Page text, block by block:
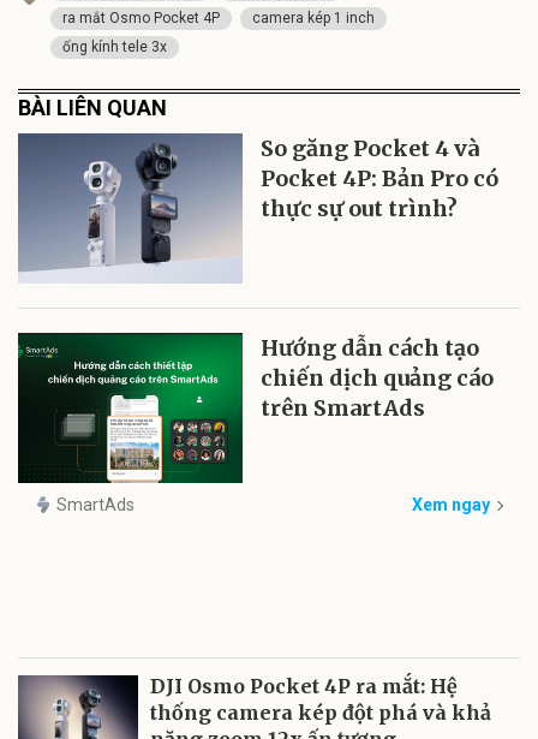
ra mắt Osmo Pocket 4P
camera kép 1 inch
ống kính tele 3x
BÀI LIÊN QUAN
So găng Pocket 4 và
Pocket 4P: Bản Pro có
thực sự out trình?
Hướng dẫn cách tạo
chiến dịch quảng cáo
trên SmartAds
SmartAds Xem ngay
DJI Osmo Pocket 4P ra mắt: Hệ
thống camera kép đột phá và khả